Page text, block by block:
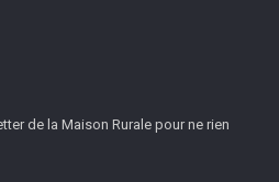
de la Maison Rurale pour ne rien